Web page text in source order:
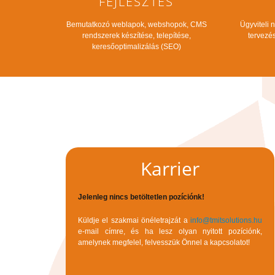
Bemutatkozó weblapok, webshopok, CMS
rendszerek készítése, telepítése,
keresőoptimalizálás (SEO)
Ügyviteli
Karrier
Jelenleg nincs betöltetlen pozíciónk!
Küldje el szakmai önéletrajzát a info@tmitsolutions.hu
e-mail címre, és ha lesz olyan nyitott pozíciónk,
amelynek megfelel, felvesszük Önnel a kapcsolatot!